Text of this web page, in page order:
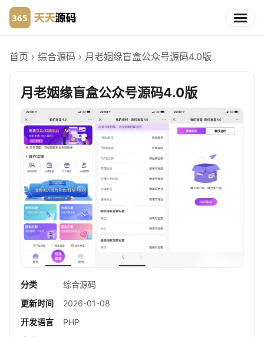
首页 › 综合源码 › 月老姻缘盲盒公众号源码4.0版
月老姻缘盲盒公众号源码4.0版
分类
综合源码
更新时间
2026-01-08
开发语言
PHP